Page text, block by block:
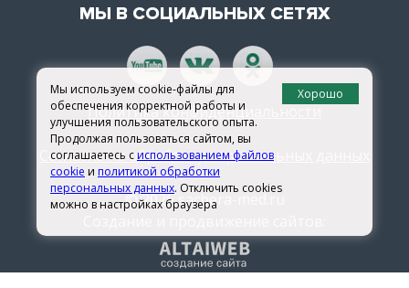
МЫ В СОЦИАЛЬНЫХ СЕТЯХ
Политика конфиденциальности
Согласие на обработку персональных данных
© 2026 sachera-med.ru
Мы используем cookie-файлы для
обеспечения корректной работы и
улучшения пользовательского опыта.
Продолжая пользоваться сайтом, вы
соглашаетесь с использованием файлов
cookie и политикой обработки
персональных данных. Отключить cookies
можно в настройках браузера
Хорошо